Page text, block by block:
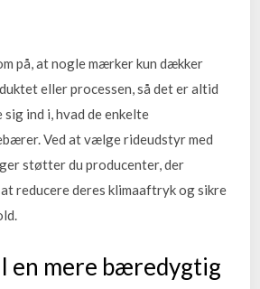
på, at nogle mærker kun dækker
eller processen, så det er altid
ind i, hvad de enkelte
Ved at vælge rideudstyr med
støtter du producenter, der
reducere deres klimaaftryk og sikre
en mere bæredygtig